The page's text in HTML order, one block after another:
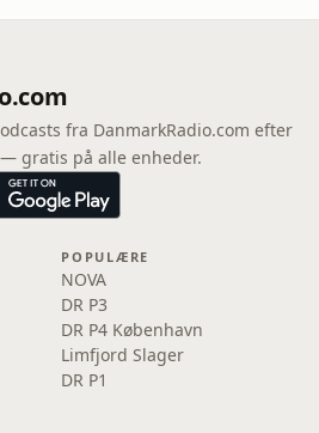
fra DanmarkRadio.com efter
gratis på alle enheder.
POPULÆRE
NOVA
DR P3
DR P4 København
Limfjord Slager
DR P1